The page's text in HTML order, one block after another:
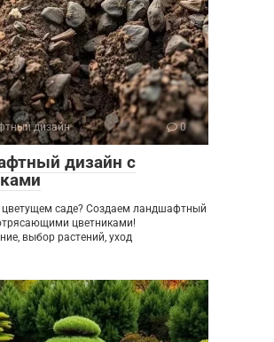
дизайн 0
дизайн с
цветущем саде? Создаем ландшафтный
цветниками!
выбор растений, уход